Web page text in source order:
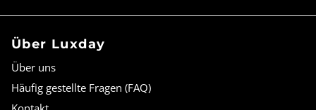
Über Luxday
Über uns
Häufig gestellte Fragen (FAQ)